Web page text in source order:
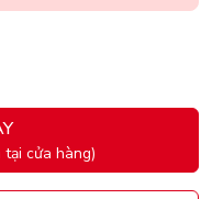
tại cửa hàng)